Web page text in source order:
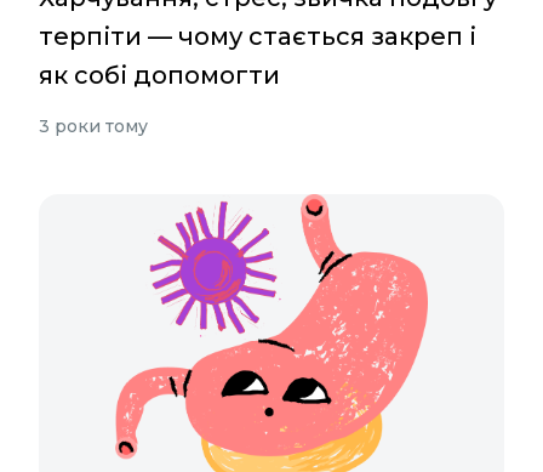
терпіти — чому стається закреп і
як собі допомогти
3 роки тому